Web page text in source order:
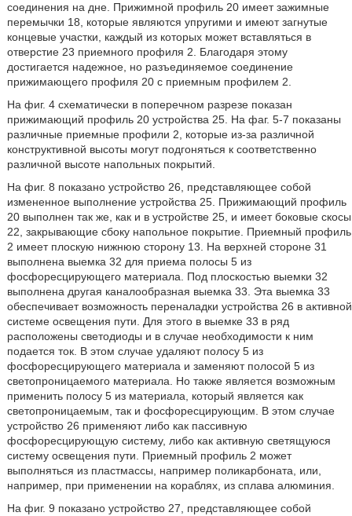
соединения на дне. Прижимной профиль 20 имеет зажимные
перемычки 18, которые являются упругими и имеют загнутые
концевые участки, каждый из которых может вставляться в
отверстие 23 приемного профиля 2. Благодаря этому
достигается надежное, но разъединяемое соединение
прижимающего профиля 20 с приемным профилем 2.
На фиг. 4 схематически в поперечном разрезе показан
прижимающий профиль 20 устройства 25. На фаг. 5-7 показаны
различные приемные профили 2, которые из-за различной
конструктивной высоты могут подгоняться к соответственно
различной высоте напольных покрытий.
На фиг. 8 показано устройство 26, представляющее собой
измененное выполнение устройства 25. Прижимающий профиль
20 выполнен так же, как и в устройстве 25, и имеет боковые скосы
22, закрывающие сбоку напольное покрытие. Приемный профиль
2 имеет плоскую нижнюю сторону 13. На верхней стороне 31
выполнена выемка 32 для приема полосы 5 из
фосфоресцирующего материала. Под плоскостью выемки 32
выполнена другая каналообразная выемка 33. Эта выемка 33
обеспечивает возможность переналадки устройства 26 в активной
системе освещения пути. Для этого в выемке 33 в ряд
расположены светодиоды и в случае необходимости к ним
подается ток. В этом случае удаляют полосу 5 из
фосфоресцирующего материала и заменяют полосой 5 из
светопроницаемого материала. Но также является возможным
применить полосу 5 из материала, который является как
светопроницаемым, так и фосфоресцирующим. В этом случае
устройство 26 применяют либо как пассивную
фосфоресцирующую систему, либо как активную светящуюся
систему освещения пути. Приемный профиль 2 может
выполняться из пластмассы, например поликарбоната, или,
например, при применении на кораблях, из сплава алюминия.
На фиг. 9 показано устройство 27, представляющее собой